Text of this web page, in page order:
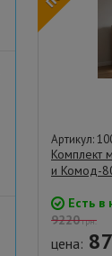
Артикул:
Комплект
и Комод-
Есть в
9220грн.
цена: